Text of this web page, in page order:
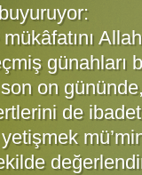
günahları
on
de ibadet